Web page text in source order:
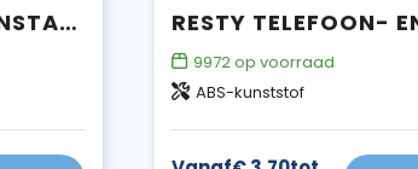
BRACE TELEFOONSTANDAARD MET GREEP
9972op voorraad
ABS-kunststof